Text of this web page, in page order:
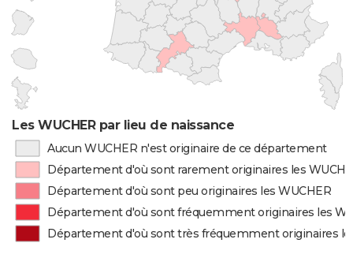
Les WUCHER par lieu de naissance
Aucun WUCHER n'est originaire de ce département
Département d'où sont rarement originaires les
Département d'où sont peu originaires les WUCHER
Département d'où sont fréquemment originaires les
Département d'où sont très fréquemment originaires